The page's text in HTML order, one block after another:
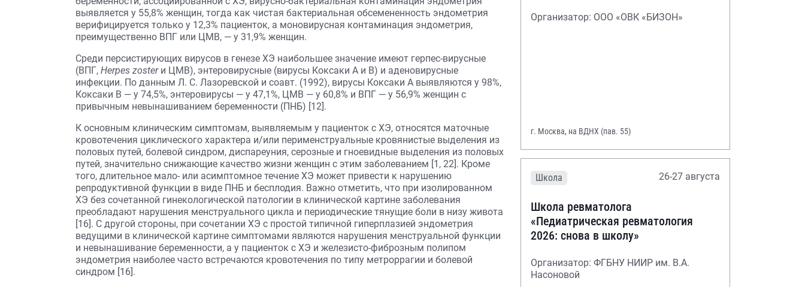
выявляется у 55,8% женщин, тогда как чистая бактериальная обсемененность эндометрия
верифицируется только у 12,3% пациенток, а моновирусная контаминация эндометрия,
преимущественно ВПГ или ЦМВ, — у 31,9% женщин.
Среди персистирующих вирусов в генезе ХЭ наибольшее значение имеют герпес-вирусные
(ВПГ, Herpes zosterи ЦМВ), энтеровирусные (вирусы Коксаки А и В) и аденовирусные
инфекции. По данным Л. С. Лазоревской и соавт. (1992), вирусы Коксаки А выявляются у 98%,
Коксаки В — у 74,5%, энтеровирусы — у 47,1%, ЦМВ — у 60,8% и ВПГ — у 56,9% женщин с
привычным невынашиванием беременности (ПНБ) [12].
К основным клиническим симптомам, выявляемым у пациенток с ХЭ, относятся маточные
кровотечения циклического характера и/или перименструальные кровянистые выделения из
половых путей, болевой синдром, диспареуния, серозные и гноевидные выделения из половых
путей, значительно снижающие качество жизни женщин с этим заболеванием [1, 22]. Кроме
того, длительное мало- или асимптомное течение ХЭ может привести к нарушению
репродуктивной функции в виде ПНБ и бесплодия. Важно отметить, что при изолированном
ХЭ без сочетанной гинекологической патологии в клинической картине заболевания
преобладают нарушения менструального цикла и периодические тянущие боли в низу живота
[16]. С другой стороны, при сочетании ХЭ с простой типичной гиперплазией эндометрия
ведущими в клинической картине симптомами являются нарушения менструальной функции
и невынашивание беременности, а у пациенток с ХЭ и железисто-фиброзным полипом
эндометрия наиболее часто встречаются кровотечения по типу метроррагии и болевой
синдром [16].
Организатор: ООО «ОВК «БИЗОН»
г. Москва, на ВДНХ (пав. 55)
Школа 26-27 августа
Школа ревматолога
«Педиатрическая ревматология
2026: снова в школу»
Организатор: ФГБНУ НИИР им. В.А.
Насоновой